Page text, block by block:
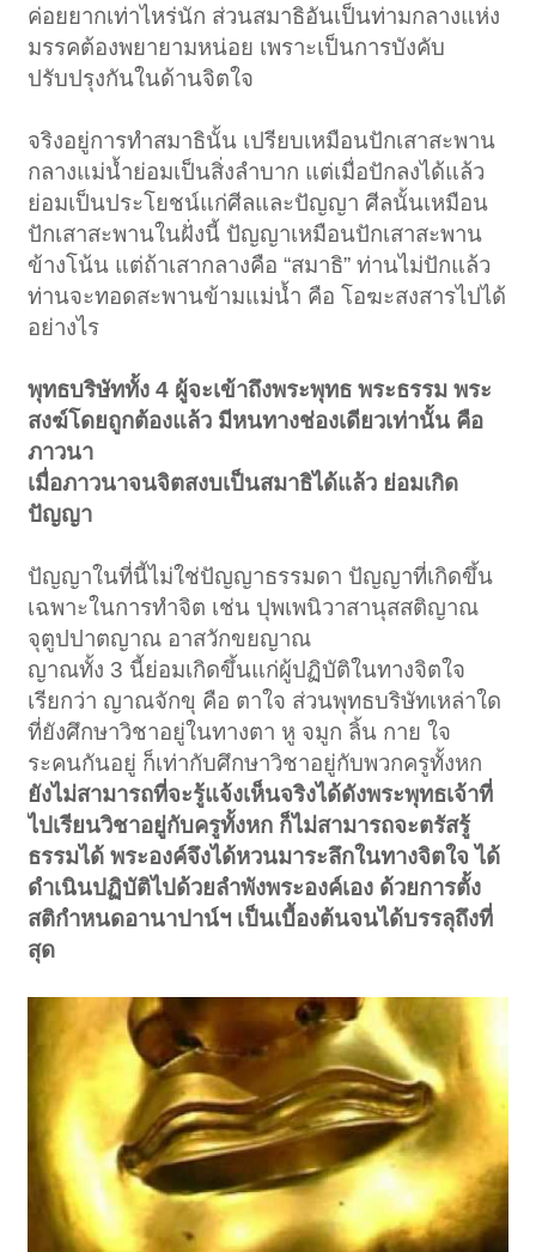
ค่อยยากเท่าไหร่นัก ส่วนสมาธิอันเป็นท่ามกลางแห่ง
มรรคต้องพยายามหน่อย เพราะเป็นการบังคับ
ปรับปรุงกันในด้านจิตใจ
จริงอยู่การทำสมาธินั้น เปรียบเหมือนปักเสาสะพาน
กลางแม่น้ำย่อมเป็นสิ่งลำบาก แต่เมื่อปักลงได้แล้ว
ย่อมเป็นประโยชน์แก่ศีลและปัญญา ศีลนั้นเหมือน
ปักเสาสะพานในฝั่งนี้ ปัญญาเหมือนปักเสาสะพาน
ข้างโน้น แต่ถ้าเสากลางคือ “สมาธิ” ท่านไม่ปักแล้ว
ท่านจะทอดสะพานข้ามแม่น้ำ คือ โอฆะสงสารไปได้
อย่างไร
พุทธบริษัททั้ง 4 ผู้จะเข้าถึงพระพุทธ พระธรรม พระ
สงฆ์โดยถูกต้องแล้ว มีหนทางช่องเดียวเท่านั้น คือ
ภาวนา
เมื่อภาวนาจนจิตสงบเป็นสมาธิได้แล้ว ย่อมเกิด
ปัญญา
ปัญญาในที่นี้ไม่ใช่ปัญญาธรรมดา ปัญญาที่เกิดขึ้น
เฉพาะในการทำจิต เช่น ปุพเพนิวาสานุสสติญาณ
จุตูปปาตญาณ อาสวักขยญาณ
ญาณทั้ง 3 นี้ย่อมเกิดขึ้นแก่ผู้ปฏิบัติในทางจิตใจ
เรียกว่า ญาณจักขุ คือ ตาใจ ส่วนพุทธบริษัทเหล่าใด
ที่ยังศึกษาวิชาอยู่ในทางตา หู จมูก ลิ้น กาย ใจ
ระคนกันอยู่ ก็เท่ากับศึกษาวิชาอยู่กับพวกครูทั้งหก
ยังไม่สามารถที่จะรู้แจ้งเห็นจริงได้ดังพระพุทธเจ้าที่
ไปเรียนวิชาอยู่กับครูทั้งหก ก็ไม่สามารถจะตรัสรู้
ธรรมได้ พระองค์จึงได้หวนมาระลึกในทางจิตใจ ได้
ดำเนินปฏิบัติไปด้วยลำพังพระองค์เอง ด้วยการตั้ง
สติกำหนดอานาปาน์ฯ เป็นเบื้องต้นจนได้บรรลุถึงที่
สุด